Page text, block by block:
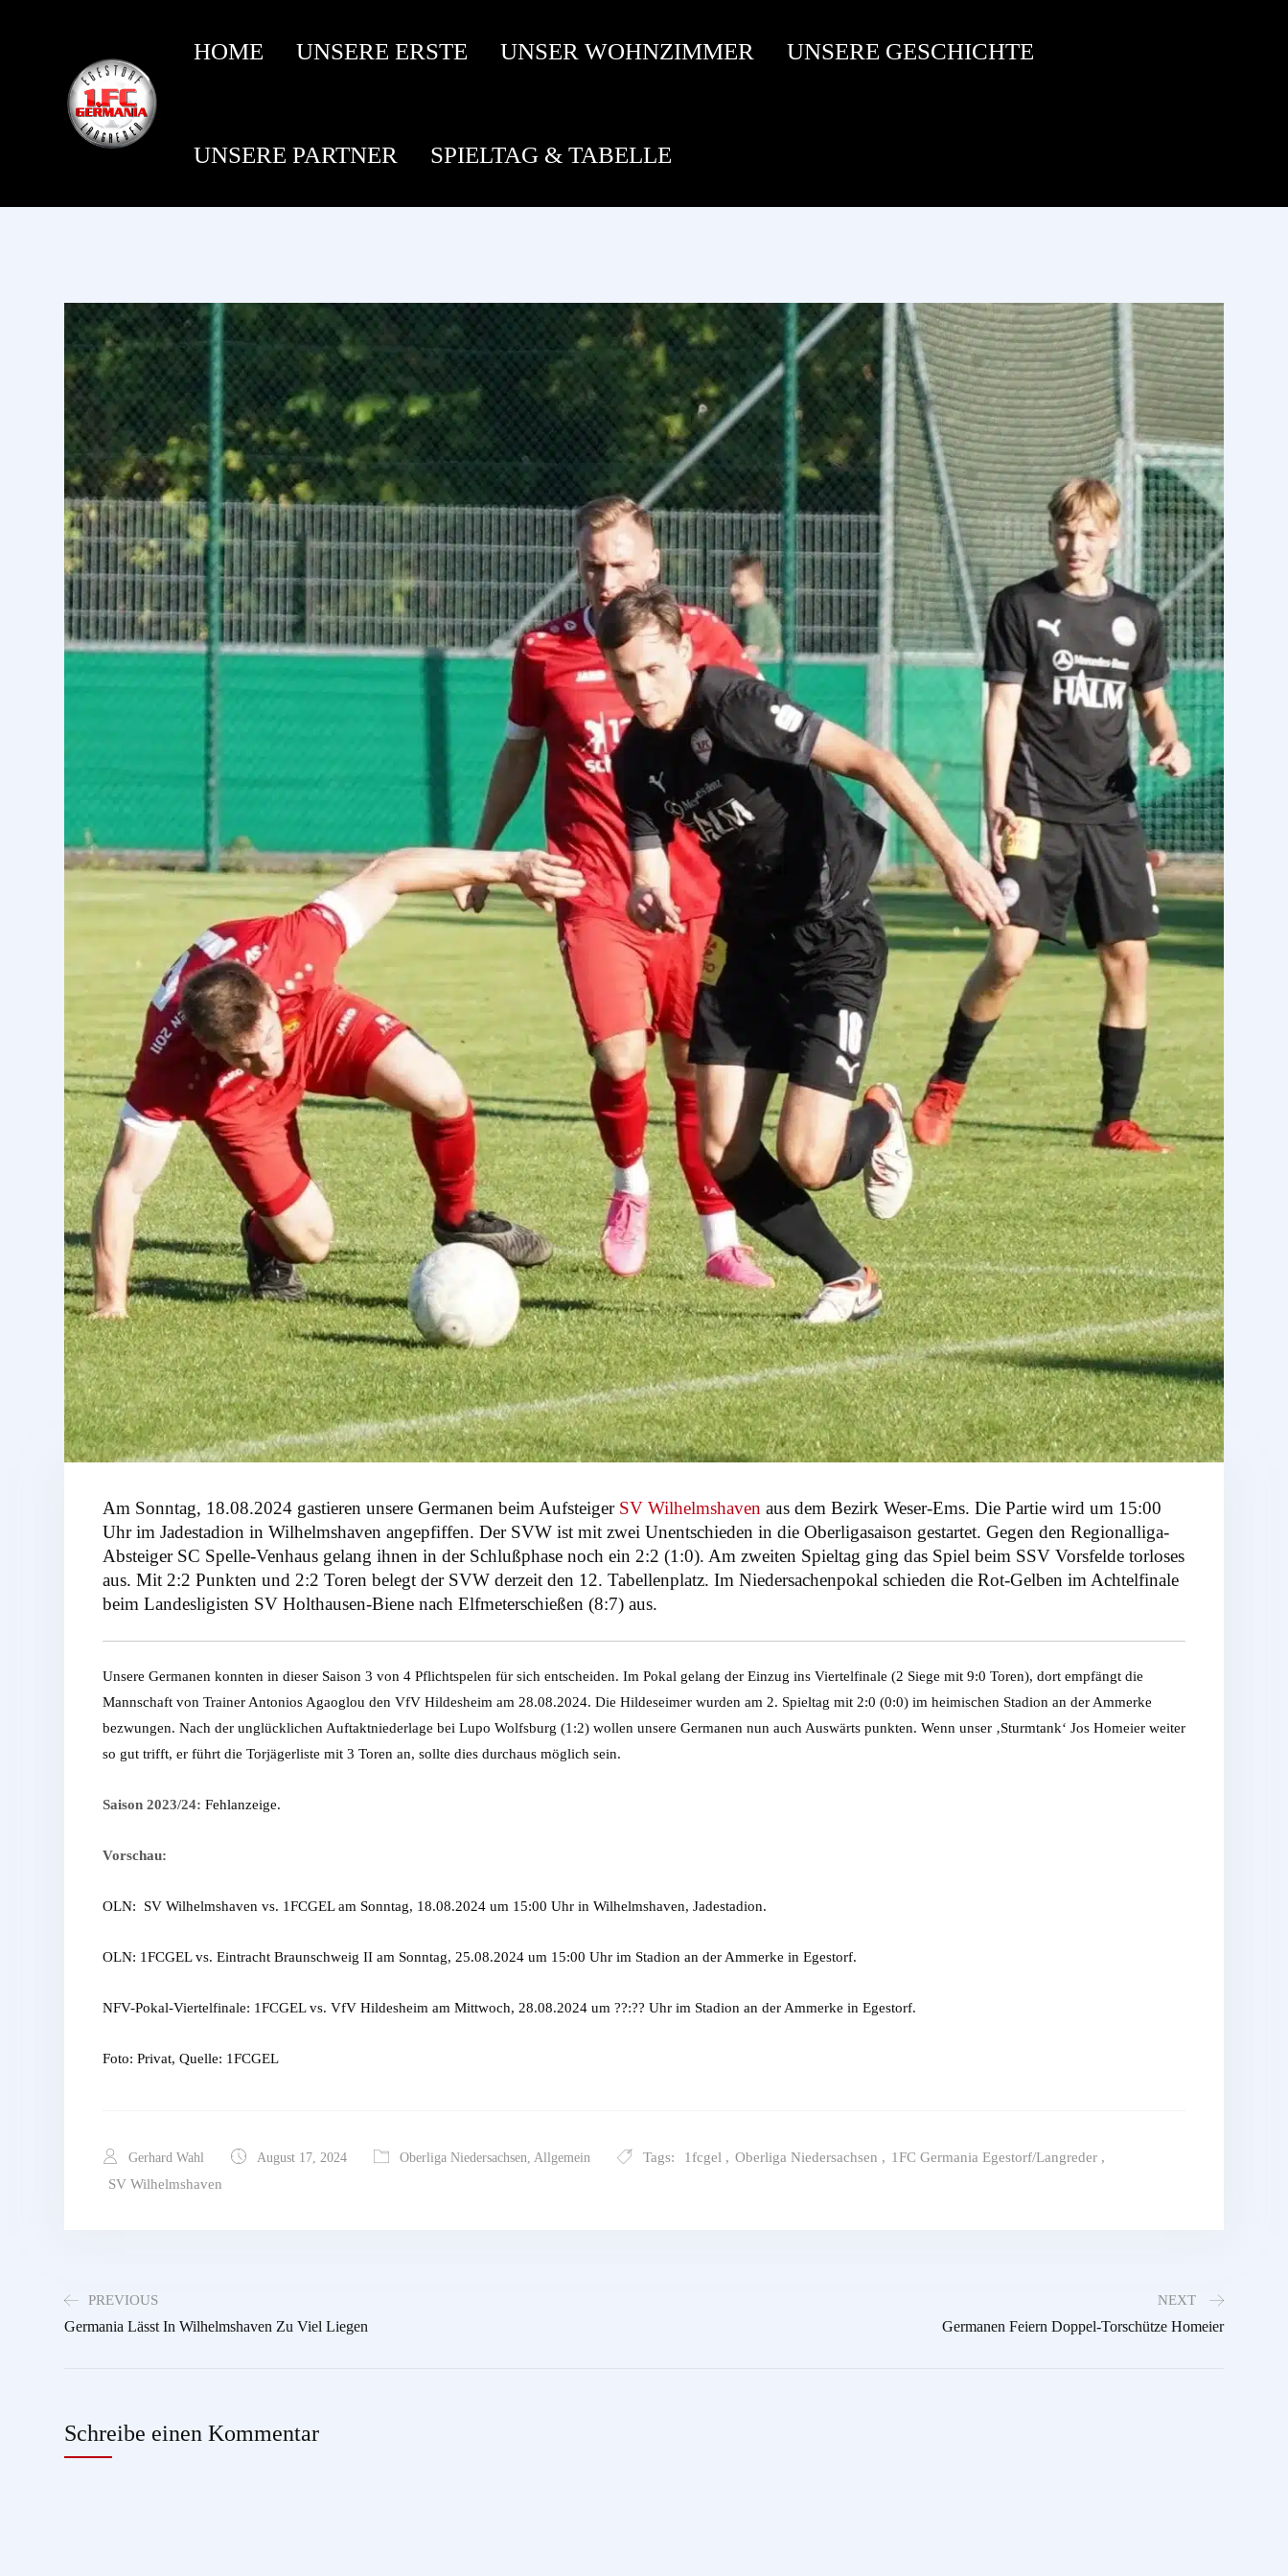
HOME UNSERE ERSTE UNSER WOHNZIMMER UNSERE GESCHICHTE
UNSERE PARTNER SPIELTAG & TABELLE
Am Sonntag, 18.08.2024 gastieren unsere Germanen beim Aufsteiger SV Wilhelmshaven aus dem Bezirk Weser-Ems. Die Partie wird um 15:00
Uhr im Jadestadion in Wilhelmshaven angepfiffen. Der SVW ist mit zwei Unentschieden in die Oberligasaison gestartet. Gegen den Regionalliga-
Absteiger SC Spelle-Venhaus gelang ihnen in der Schlußphase noch ein 2:2 (1:0). Am zweiten Spieltag ging das Spiel beim SSV Vorsfelde torloses
aus. Mit 2:2 Punkten und 2:2 Toren belegt der SVW derzeit den 12. Tabellenplatz. Im Niedersachenpokal schieden die Rot-Gelben im Achtelfinale
beim Landesligisten SV Holthausen-Biene nach Elfmeterschießen (8:7) aus.
Unsere Germanen konnten in dieser Saison 3 von 4 Pflichtspelen für sich entscheiden. Im Pokal gelang der Einzug ins Viertelfinale (2 Siege mit 9:0 Toren), dort empfängt die
Mannschaft von Trainer Antonios Agaoglou den VfV Hildesheim am 28.08.2024. Die Hildeseimer wurden am 2. Spieltag mit 2:0 (0:0) im heimischen Stadion an der Ammerke
bezwungen. Nach der unglücklichen Auftaktniederlage bei Lupo Wolfsburg (1:2) wollen unsere Germanen nun auch Auswärts punkten. Wenn unser ‚Sturmtank‘ Jos Homeier weiter
so gut trifft, er führt die Torjägerliste mit 3 Toren an, sollte dies durchaus möglich sein.
Saison 2023/24: Fehlanzeige.
Vorschau:
OLN: SV Wilhelmshaven vs. 1FCGEL am Sonntag, 18.08.2024 um 15:00 Uhr in Wilhelmshaven, Jadestadion.
OLN: 1FCGEL vs. Eintracht Braunschweig II am Sonntag, 25.08.2024 um 15:00 Uhr im Stadion an der Ammerke in Egestorf.
NFV-Pokal-Viertelfinale: 1FCGEL vs. VfV Hildesheim am Mittwoch, 28.08.2024 um ??:?? Uhr im Stadion an der Ammerke in Egestorf.
Foto: Privat, Quelle: 1FCGEL
Gerhard Wahl August 17, 2024 Oberliga Niedersachsen Allgemein Tags: 1fcgel , Oberliga Niedersachsen , 1FC Germania Egestorf/Langreder ,
SV Wilhelmshaven
PREVIOUS
Germania Lässt In Wilhelmshaven Zu Viel Liegen
NEXT
Germanen Feiern Doppel-Torschütze Homeier
Schreibe einen Kommentar